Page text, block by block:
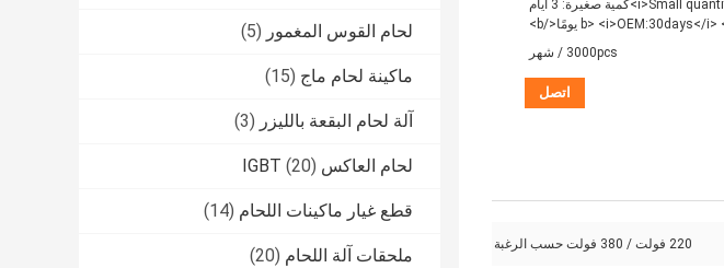
لحام القوس المغمور (5)
ماكينة لحام ماج (15)
آلة لحام البقعة بالليزر (3)
لحام العاكس IGBT (20)
قطع غيار ماكينات اللحام (14)
ملحقات آلة اللحام (20)
<i>Small quantity:3 days;</i> <b>كمية صغيرة: 3 أيام
3000pcs / شهر
اتصل
220 فولت / 380 فولت حسب الرغبة